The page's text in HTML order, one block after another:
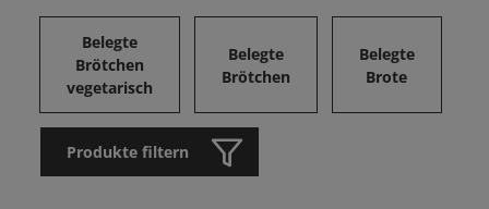
Belegte
Brötchen
vegetarisch
Belegte
Brötchen
Belegte
Brote
Produkte filtern